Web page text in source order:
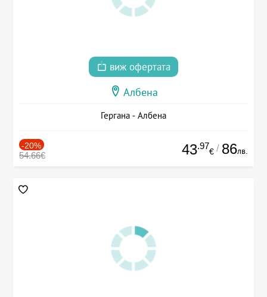
виж офертата
Албена
Гергана - Албена
-20%
54.66€ 43.97
€ / 86лв.